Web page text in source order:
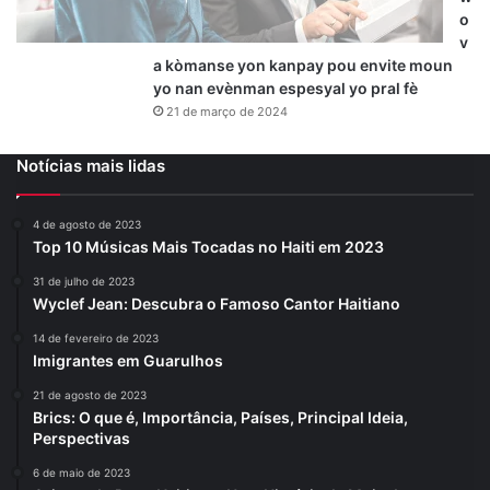
o
v
a kòmanse yon kanpay pou envite moun
yo nan evènman espesyal yo pral fè
21 de março de 2024
Notícias mais lidas
4 de agosto de 2023
Top 10 Músicas Mais Tocadas no Haiti em 2023
31 de julho de 2023
Wyclef Jean: Descubra o Famoso Cantor Haitiano
14 de fevereiro de 2023
Imigrantes em Guarulhos
21 de agosto de 2023
Brics: O que é, Importância, Países, Principal Ideia,
Perspectivas
6 de maio de 2023